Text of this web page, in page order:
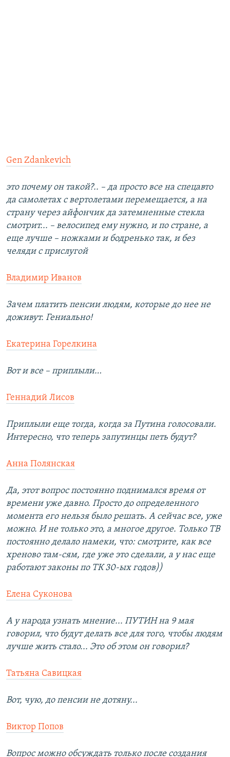
Gen Zdankevich
это почему он такой?.. – да просто все на спецавто
да самолетах с вертолетами перемещается, а на
страну через айфончик да затемненные стекла
смотрит... – велосипед ему нужно, и по стране, а
еще лучше – ножками и бодренько так, и без
челяди с прислугой
Владимир Иванов‎
Зачем платить пенсии людям, которые до нее не
доживут. Гениально!
Екатерина Горелкина
Вот и все – приплыли…
Геннадий Лисов
Приплыли еще тогда, когда за Путина голосовали.
Интересно, что теперь запутинцы петь будут?
Анна Полянская
Да, этот вопрос постоянно поднимался время от
времени уже давно. Просто до определенного
момента его нельзя было решать. А сейчас все, уже
можно. И не только это, а многое другое. Только ТВ
постоянно делало намеки, что: смотрите, как все
хреново там-сям, где уже это сделали, а у нас еще
работают законы по ТК 30-ых годов))
Елена Суконова
А у народа узнать мнение... ПУТИН на 9 мая
говорил, что будут делать все для того, чтобы людям
лучше жить стало... Это об этом он говорил?
Татьяна Савицкая
Вот, чую, до пенсии не дотяну...
Виктор Попов
Вопрос можно обсуждать только после создания